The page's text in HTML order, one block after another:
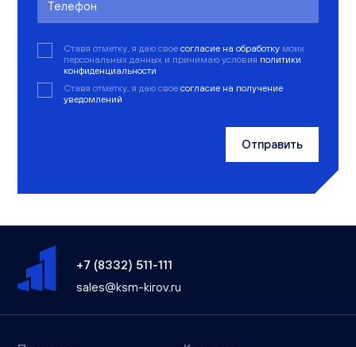
Ставя отметку, я даю свое согласие на обработку моих
персональных данных и принимаю условия политики
конфиденциальности
Ставя отметку, я даю свое согласие на получение
уведомлений
Отправить
+7 (8332) 511-111
sales@ksm-kirov.ru